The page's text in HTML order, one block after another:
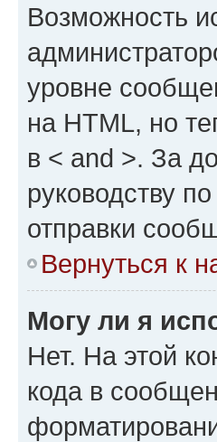
Возможность
уровне
на HTML, но
в < and >. За
руководству
отправки
Вернуться к
Могу ли я
Нет. На этой
кода в